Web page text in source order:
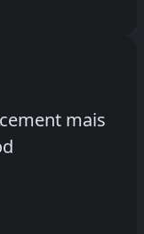
mais